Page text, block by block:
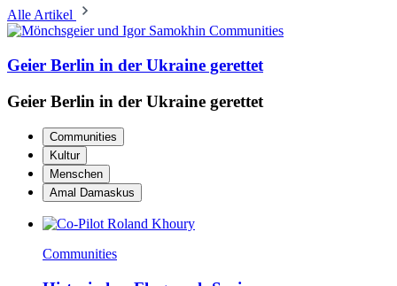
Alle Artikel
Communities
Geier Berlin in der Ukraine gerettet
Geier Berlin in der Ukraine gerettet
Communities
Kultur
Menschen
Amal Damaskus
Communities